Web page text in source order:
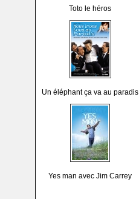
Toto le héros
Un éléphant ça va au paradis
Yes man avec Jim Carrey